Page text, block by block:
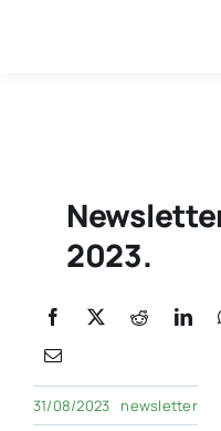
2023.
31/08/2023 newsletter